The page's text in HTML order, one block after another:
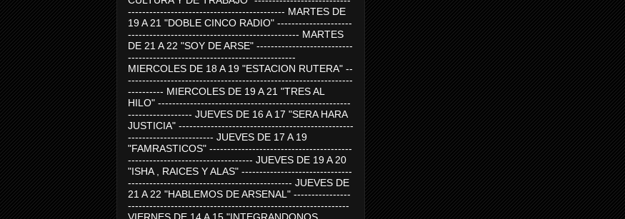
-------------------------------------------- MARTES DE
19 A 21 "DOBLE CINCO RADIO" ---------------------
------------------------------------------------ MARTES
DE 21 A 22 "SOY DE ARSE" ---------------------------
-----------------------------------------------
MIERCOLES DE 18 A 19 "ESTACION RUTERA" --
---------------------------------------------------------------
---------- MIERCOLES DE 19 A 21 "TRES AL
HILO" ------------------------------------------------------
------------------ JUEVES DE 16 A 17 "SERA HARA
JUSTICIA" -------------------------------------------------
------------------------ JUEVES DE 17 A 19
"FAMRASTICOS" ----------------------------------------
----------------------------------- JUEVES DE 19 A 20
"ISHA , RAICES Y ALAS" -------------------------------
---------------------------------------------- JUEVES DE
21 A 22 "HABLEMOS DE ARSENAL" ----------------
--------------------------------------------------------------